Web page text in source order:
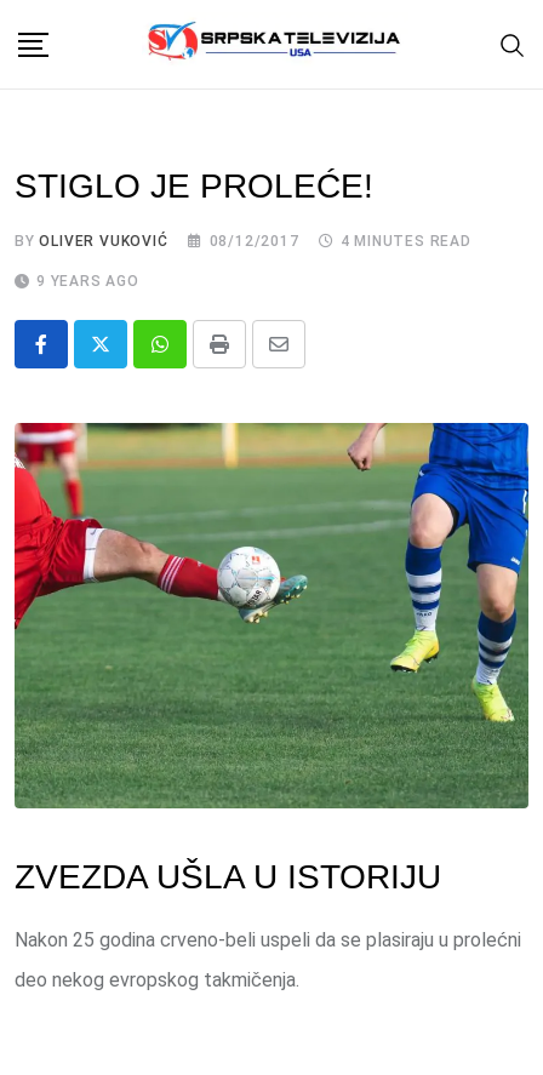
STIGLO JE PROLEĆE!
BYOLIVER VUKOVIĆ 08/12/2017 4 MINUTES READ
9 YEARS AGO
Whatsapp
Print
Share
Email
ZVEZDA UŠLA U ISTORIJU
Nakon 25 godina crveno-beli uspeli da se plasiraju u prolećni
deo nekog evropskog takmičenja.